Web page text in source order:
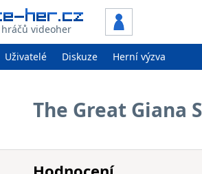
videoher
Uživatelé Diskuze Herní výzva
The Great Giana